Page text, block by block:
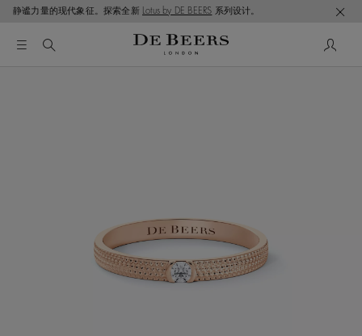
静谧力量的现代象征。探索全新 Lotus by DE BEERS 系列设计。